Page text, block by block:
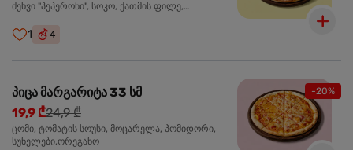
ძეხვი "პეპერონი", სოკო, ქათმის ფილე,
1 4
-20%
პიცა მარგარიტა 33 სმ
19,9 ₾24,9 ₾
ცომი, ტომატის სოუსი, მოცარელა, პომიდორი,
სუნელები,ორეგანო